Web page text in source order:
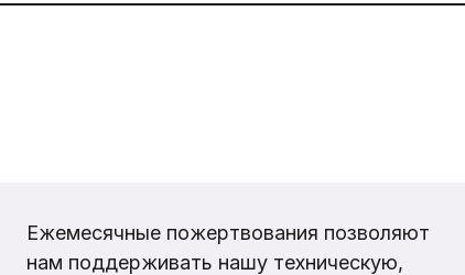
Ежемесячные пожертвования позволяют
нам поддерживать нашу техническую,